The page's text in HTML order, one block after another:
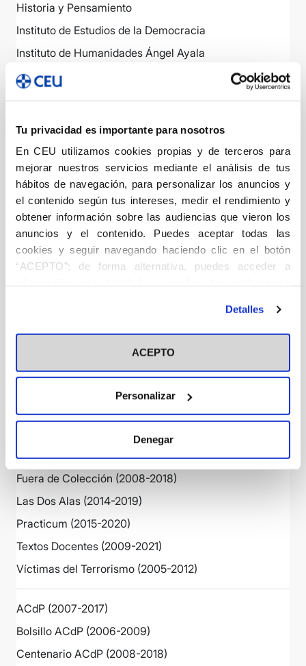
Tu privacidad es importante para nosotros
En CEU utilizamos cookies propias y de terceros para
mejorar nuestros servicios mediante el análisis de tus
hábitos de navegación, para personalizar los anuncios y
el contenido según tus intereses, medir el rendimiento y
obtener información sobre las audiencias que vieron los
anuncios y el contenido. Puedes aceptar todas las
cookies y seguir navegando haciendo clic en el botón
“ACEPTO”; de forma alternativa, puedes acceder a
en el botón "Personalizar". Para más información puedes
visitar nuestra Política de Cookies
Detalles
ACEPTO
Personalizar
Denegar
Historia y Pensamiento
Instituto de Estudios de la Democracia
Instituto de Humanidades Ángel Ayala
Literatura
Sapientia Cordis
Históricas
Albores (2001-2012)
Aula de Tauromaquia (2003-2015)
Biblioteca Básica (2010-2011)
Colección COPE (2019-2022)
EPS: Cuadernos de Docencia (2009-2015)
EPS: Cuadernos de Investigación (2009-2015)
EPS: Proyecto y Ciudad (2010-2015)
Fuera de Colección (2008-2018)
Las Dos Alas (2014-2019)
Practicum (2015-2020)
Textos Docentes (2009-2021)
Víctimas del Terrorismo (2005-2012)
ACdP (2007-2017)
Bolsillo ACdP (2006-2009)
Centenario ACdP (2008-2018)